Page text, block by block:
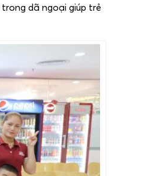
dã ngoại giúp trẻ